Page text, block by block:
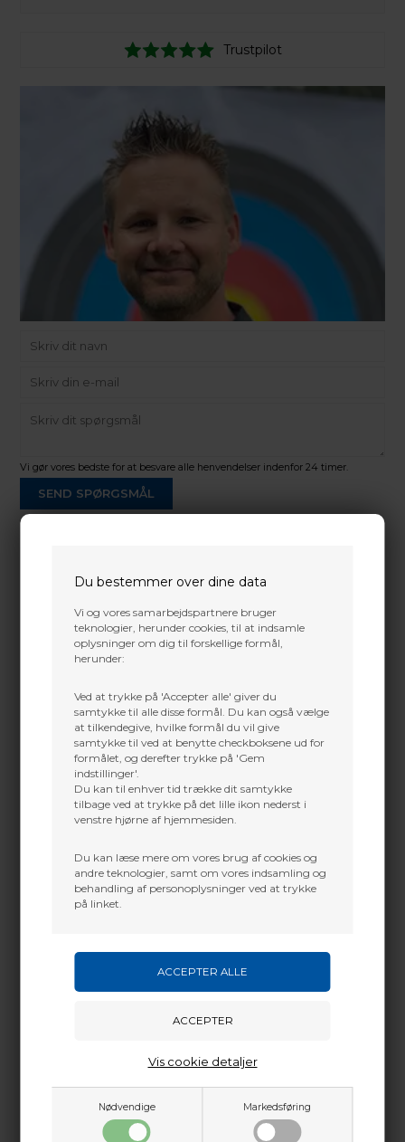
Du bestemmer over dine data
Vi og vores samarbejdspartnere bruger
teknologier, herunder cookies, til at indsamle
oplysninger om dig til forskellige formål,
herunder:
Ved at trykke på 'Accepter alle' giver du
samtykke til alle disse formål. Du kan også vælge
at tilkendegive, hvilke formål du vil give
samtykke til ved at benytte checkboksene ud for
formålet, og derefter trykke på 'Gem
indstillinger'.
Du kan til enhver tid trække dit samtykke
tilbage ved at trykke på det lille ikon nederst i
venstre hjørne af hjemmesiden.
Du kan læse mere om vores brug af cookies og
andre teknologier, samt om vores indsamling og
behandling af personoplysninger ved at trykke
på linket.
Nødvendige Markedsføring
Vis cookie detaljer
Trustpilot
Martin Damsbo
Sjælland
+45 2751 3356
martin@baldurs-archery.dk
+45 9718 3356
kontakt@baldurs-archery.dk
Vi gør vores bedste for at besvare alle henvendelser indenfor 24 timer.
SEND SPØRGSMÅL
Mere info
ELEVEN TARGET
POLYFOAM
25x125x125cm
M/UDSKIFTELIG
ELEVEN TARGET
POLYFOAM